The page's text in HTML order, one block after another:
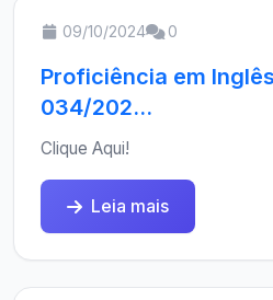
09/10/2024 0
Proficiência em
034/202...
Clique Aqui!
Leia mais